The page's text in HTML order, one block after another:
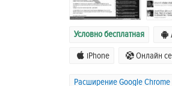
Условно бесплатная
iPhone Онлайн
Расширение Google Chrome